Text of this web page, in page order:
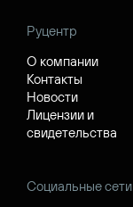
Руцентр
О компании
Контакты
Новости
Лицензии и
свидетельства
Социальные сети